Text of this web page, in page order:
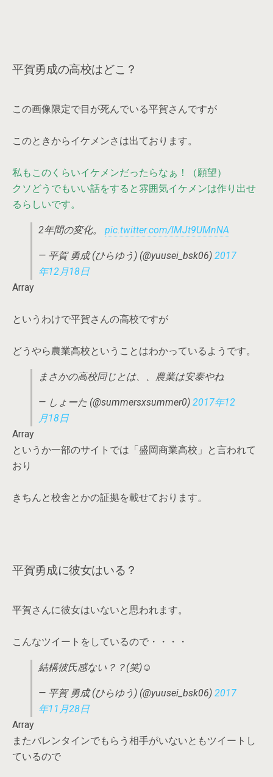
平賀勇成の高校はどこ？
この画像限定で目が死んでいる平賀さんですが
このときからイケメンさは出ております。
私もこのくらいイケメンだったらなぁ！（願望）
クソどうでもいい話をすると雰囲気イケメンは作り出せ
るらしいです。
2年間の変化。 pic.twitter.com/lMJt9UMnNA
— 平賀 勇成 (ひらゆう) (@yuusei_bsk06) 2017
年12月18日
Array
というわけで平賀さんの高校ですが
どうやら農業高校ということはわかっているようです。
まさかの高校同じとは、、農業は安泰やね
— しょーた (@summersxsummer0) 2017年12
月18日
Array
というか一部のサイトでは「盛岡商業高校」と言われて
おり
きちんと校舎とかの証拠を載せております。
平賀勇成に彼女はいる？
平賀さんに彼女はいないと思われます。
こんなツイートをしているので・・・・
結構彼氏感ない？？(笑)☺︎
— 平賀 勇成 (ひらゆう) (@yuusei_bsk06) 2017
年11月28日
Array
またバレンタインでもらう相手がいないともツイートし
ているので